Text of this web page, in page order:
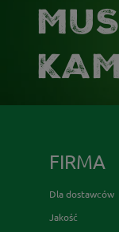
FIRMA
Dla dostawców
Jakość